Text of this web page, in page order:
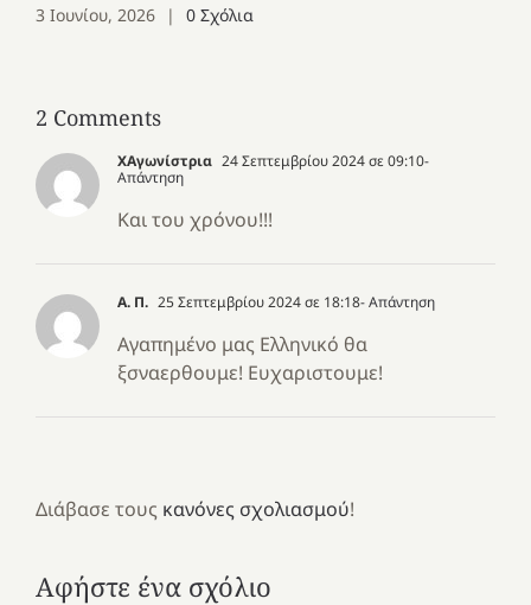
3 Ιουνίου, 2026 | 0 Σχόλια
2 Comments
ΧΑγωνίστρια 24 Σεπτεμβρίου 2024 σε 09:10-
Απάντηση
Και του χρόνου!!!
Α. Π. 25 Σεπτεμβρίου 2024 σε 18:18- Απάντηση
Αγαπημένο μας Ελληνικό θα
ξσναερθουμε! Ευχαριστουμε!
Διάβασε τους κανόνες σχολιασμού!
Αφήστε ένα σχόλιο